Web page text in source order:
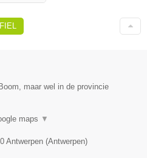
maar wel in de provincie
maps ▼
Antwerpen (Antwerpen)